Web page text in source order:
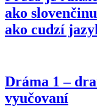
ako
ako cudzí
Dráma 1 –
vyučovaní